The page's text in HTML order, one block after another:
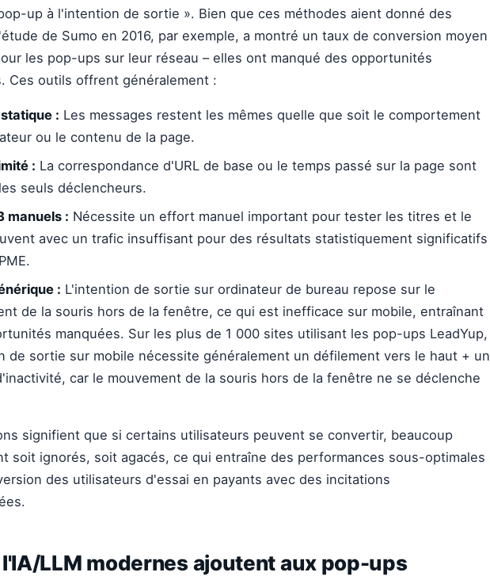
up à l'intention de sortie ». Bien que ces méthodes aient donné des
de Sumo en 2016, par exemple, a montré un taux de conversion moyen
les pop-ups sur leur réseau – elles ont manqué des opportunités
Ces outils offrent généralement :
: Les messages restent les mêmes quelle que soit le comportement
ou le contenu de la page.
: La correspondance d'URL de base ou le temps passé sur la page sont
seuls déclencheurs.
manuels : Nécessite un effort manuel important pour tester les titres et le
avec un trafic insuffisant pour des résultats statistiquement significatifs
: L'intention de sortie sur ordinateur de bureau repose sur le
de la souris hors de la fenêtre, ce qui est inefficace sur mobile, entraînant
manquées. Sur les plus de 1 000 sites utilisant les pop-ups LeadYup,
de sortie sur mobile nécessite généralement un défilement vers le haut + un
car le mouvement de la souris hors de la fenêtre ne se déclenche
signifient que si certains utilisateurs peuvent se convertir, beaucoup
soit ignorés, soit agacés, ce qui entraîne des performances sous-optimales
des utilisateurs d'essai en payants avec des incitations
LLM modernes ajoutent aux pop-ups